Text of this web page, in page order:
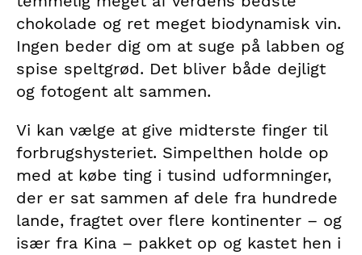
chokolade og ret meget biodynamisk vin.
Ingen beder dig om at suge på labben og
spise speltgrød. Det bliver både dejligt
og fotogent alt sammen.
Vi kan vælge at give midterste finger til
forbrugshysteriet. Simpelthen holde op
med at købe ting i tusind udformninger,
der er sat sammen af dele fra hundrede
lande, fragtet over flere kontinenter – og
især fra Kina – pakket op og kastet hen i